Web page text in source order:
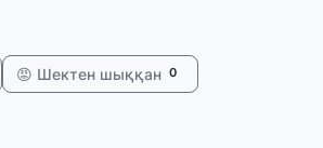
😡 Шектен шыққан 0